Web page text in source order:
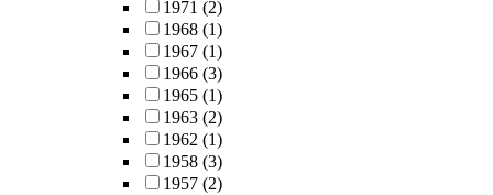
1971 (2)
1968 (1)
1967 (1)
1966 (3)
1965 (1)
1963 (2)
1962 (1)
1958 (3)
1957 (2)